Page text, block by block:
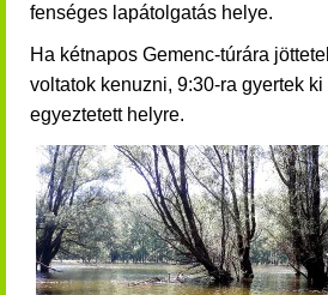
fenséges lapátolgatás helye.
Ha kétnapos Gemenc-túrára
voltatok kenuzni, 9:30-ra gyertek
egyeztetett helyre.